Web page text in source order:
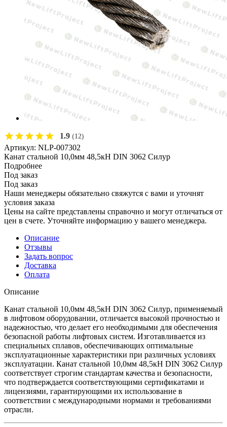
1.9 (12)
Артикул: NLP-007302
Канат стальной 10,0мм 48,5кН DIN 3062 Силур
Подробнее
Под заказ
Под заказ
Наши менеджеры обязательно свяжутся с вами и уточнят
условия заказа
Цены на сайте представлены справочно и могут отличаться от
цен в счете. Уточняйте информацию у вашего менеджера.
Описание
Отзывы
Задать вопрос
Доставка
Оплата
Описание
Канат стальной 10,0мм 48,5кН DIN 3062 Силур, применяемый
в лифтовом оборудовании, отличается высокой прочностью и
надежностью, что делает его необходимыми для обеспечения
безопасной работы лифтовых систем. Изготавливается из
специальных сплавов, обеспечивающих оптимальные
эксплуатационные характеристики при различных условиях
эксплуатации. Канат стальной 10,0мм 48,5кН DIN 3062 Силур
соответствует строгим стандартам качества и безопасности,
что подтверждается соответствующими сертификатами и
лицензиями, гарантирующими их использование в
соответствии с международными нормами и требованиями
отрасли.